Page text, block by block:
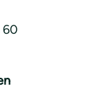
60